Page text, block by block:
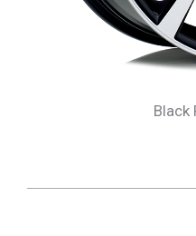
Black